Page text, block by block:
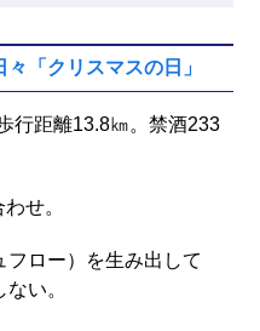
々「クリスマスの日」
行距離13.8㎞。禁酒233
せ。
ロー）を生み出して
い。